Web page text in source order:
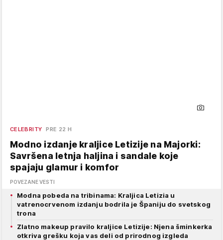
CELEBRITY PRE 22 H
Modno izdanje kraljice Letizije na Majorki:
Savršena letnja haljina i sandale koje
spajaju glamur i komfor
POVEZANE VESTI
Modna pobeda na tribinama: Kraljica Letizia u
vatrenocrvenom izdanju bodrila je Španiju do svetskog
trona
Zlatno makeup pravilo kraljice Letizije: Njena šminkerka
otkriva grešku koja vas deli od prirodnog izgleda